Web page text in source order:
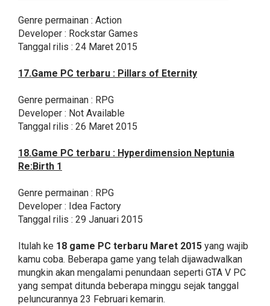
Genre permainan : Action
Developer : Rockstar Games
Tanggal rilis : 24 Maret 2015
17.Game PC terbaru : Pillars of Eternity
Genre permainan : RPG
Developer : Not Available
Tanggal rilis : 26 Maret 2015
18.Game PC terbaru : Hyperdimension Neptunia
Re:Birth 1
Genre permainan : RPG
Developer : Idea Factory
Tanggal rilis : 29 Januari 2015
Itulah ke 18 game PC terbaru Maret 2015 yang wajib
kamu coba. Beberapa game yang telah dijawadwalkan
mungkin akan mengalami penundaan seperti GTA V PC
yang sempat ditunda beberapa minggu sejak tanggal
peluncurannya 23 Februari kemarin.